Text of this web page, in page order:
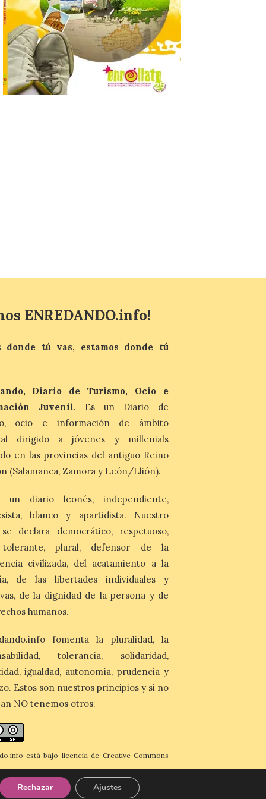
El nuevo ranking de
Billionhands revela los
diez destinos y locales
preferidos por los
consumidores para
tomarse una caña este verano, con León y
Madrid a la cabeza de la lista. Salamanca
ocupa el noveno lugar. Los españoles
priorizan las […]
acogido esta mañana la presentación
protección adecuada
puede causar daños
La retinopatía solar puede
provocar pérdida de
visión central, manchas en
alteraciones en la
percepción de formas y colores. El
especialista en Oftalmología del Hospital
San Juan de Dios de León, Dr. Mahave
La décimo séptima
fotografía León de…viaje
nos llega desde la
carretera CL 626 con
motivo de la marcha en
defensa de FEVE
6 Ago 2026
organizado por la sección
juvenil de la Asociación
Enróllate, la Asociación
Conceyu País Llionés y el Diario de
Turismo, Ocio e Información para
jóvenes “Enredando.info”. Eduardo
ENREDANDO.info!
donde tú vas, estamos donde tú
Diario de Turismo, Ocio e
Juvenil. Es un Diario de
ocio e información de ámbito
dirigido a jóvenes y millenials
en las provincias del antiguo Reino
(Salamanca, Zamora y León/Llión).
un diario leonés, independiente,
blanco y apartidista. Nuestro
declara democrático, respetuoso,
tolerante, plural, defensor de la
civilizada, del acatamiento a la
de las libertades individuales y
de la dignidad de la persona y de
humanos.
fomenta la pluralidad, la
tolerancia, solidaridad,
igualdad, autonomía, prudencia y
Estos son nuestros principios y si no
NO tenemos otros.
está bajo licencia de Creative Commons
CompartirIgual 4.0 Internacional.
Rechazar Ajustes